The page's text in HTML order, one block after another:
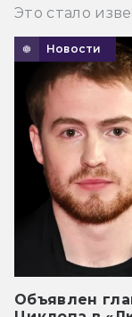
Это стало
Новости
Объявлен